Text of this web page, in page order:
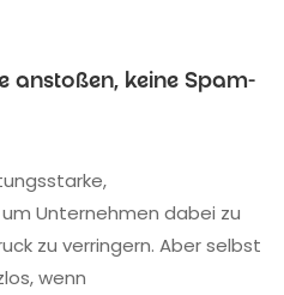
anstoßen, keine Spam-
Unternehmen dabei zu
zu verringern. Aber selbst
wenn